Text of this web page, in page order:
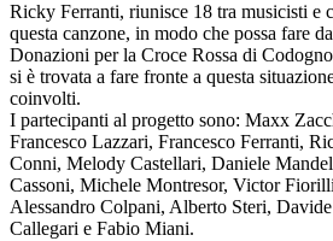
Ricky Ferranti, riunisce 18 tra musicisti e
questa canzone, in modo che possa fare
Donazioni per la Croce Rossa di
si è trovata a fare fronte a questa
coinvolti.
I partecipanti al progetto sono: Maxx
Francesco Lazzari, Francesco Ferranti,
Conni, Melody Castellari, Daniele
Cassoni, Michele Montresor, Victor
Alessandro Colpani, Alberto Steri,
Callegari e Fabio Miani.